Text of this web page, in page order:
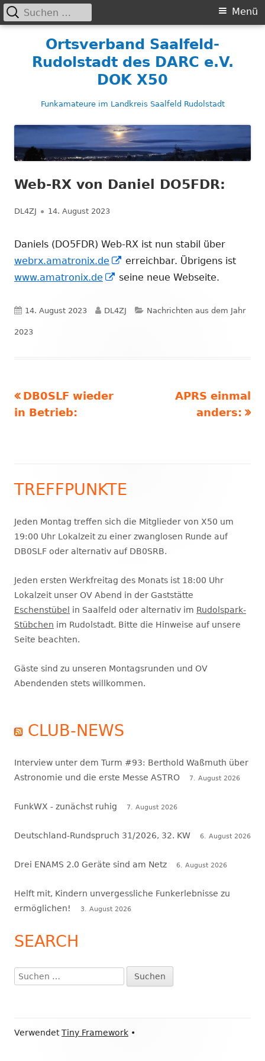
Ortsverband Saalfeld-
Rudolstadt des DARC e.V.
DOK X50
Funkamateure im Landkreis Saalfeld Rudolstadt
Primäres
Menü
Suchen
nach:
Web-RX von Daniel DO5FDR:
Autor
DL4ZJ Veröffentlicht
14. August 2023
Daniels (DO5FDR) Web-RX ist nun stabil über
webrx.amatronix.de
In
neuem
öffnen
erreichbar. Übrigens ist
www.amatronix.de
In
Fenster
seine neue Webseite.
Veröffentlicht
am
14. August 2023 Autor
DL4ZJ Kategorien
Nachrichten aus dem Jahr
2023
Beitragsnavigation
Vorheriger
Beitrag:
DB0SLF wieder
in Betrieb:
Nächster
Beitrag
APRS einmal
anders:
Haupt-
Seitenleiste
TREFFPUNKTE
Jeden Montag treffen sich die Mitglieder von X50 um
19:00 Uhr Lokalzeit zu einer zwanglosen Runde auf
DB0SLF oder alternativ auf DB0SRB.
Jeden ersten Werkfreitag des Monats ist 18:00 Uhr
Lokalzeit unser OV Abend in der Gaststätte
Eschenstübel
in Saalfeld oder alternativ im Rudolspark-
Stübchen im Rudolstadt. Bitte die Hinweise auf unsere
Seite beachten.
Gäste sind zu unseren Montagsrunden und OV
Abendenden stets willkommen.
CLUB-NEWS
Interview unter dem Turm #93: Berthold Waßmuth über
Astronomie und die erste Messe ASTRO
7. August 2026
FunkWX - zunächst ruhig 7. August 2026
Deutschland-Rundspruch 31/2026, 32. KW 6. August 2026
Drei ENAMS 2.0 Geräte sind am Netz 6. August 2026
Helft mit, Kindern unvergessliche Funkerlebnisse zu
ermöglichen!
3. August 2026
SEARCH
Suchen
nach:
Footer
VerwendetTiny Framework •